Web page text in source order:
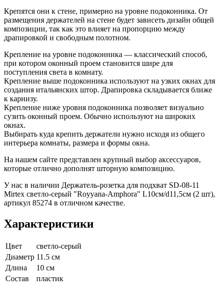
Крепятся они к стене, примерно на уровне подоконника. От
размещения держателей на стене будет зависеть дизайн общей
композиции, так как это влияет на пропорцию между
драпировкой и свободным полотном.
Крепление на уровне подоконника — классический способ,
при котором оконный проем становится шире для
поступления света в комнату.
Крепление выше подоконника используют на узких окнах для
создания итальянских штор. Драпировка складывается ближе
к карнизу.
Крепление ниже уровня подоконника позволяет визуально
сузить оконный проем. Обычно используют на широких
окнах.
Выбирать куда крепить держатели нужно исходя из общего
интерьера комнаты, размера и формы окна.
На нашем сайте представлен крупный выбор аксессуаров,
которые отлично дополнят шторную композицию.
У нас в наличии Держатель-розетка для подхват SD-08-11
Mirtex светло-серый "Royyana-Amphora" L10см/d11,5см (2 шт),
артикул 85274 в отличном качестве.
Характеристики
Цвет
светло-серый
Диаметр 11.5 см
Длина
10 см
Состав
пластик